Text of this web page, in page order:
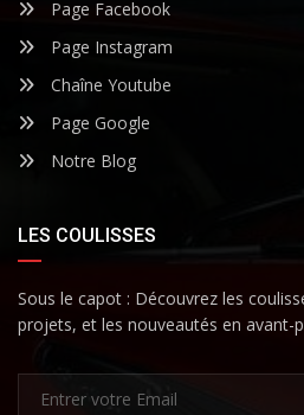
Page Facebook
Page Instagram
Chaîne Youtube
Page Google
Notre Blog
LES COULISSES
Sous le capot : Découvrez les
projets, et les nouveautés en avant-